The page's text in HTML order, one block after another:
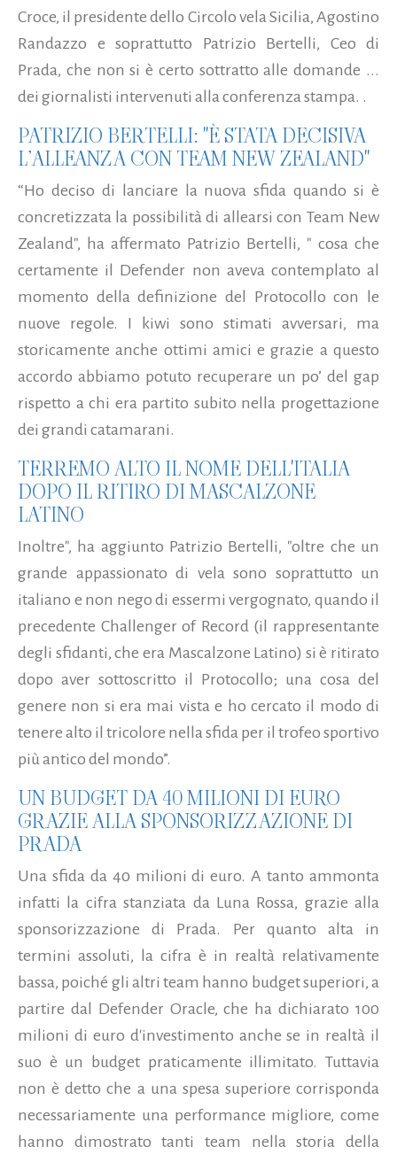
Croce, il presidente dello Circolo vela Sicilia, Agostino
Randazzo e soprattutto Patrizio Bertelli, Ceo di
Prada, che non si è certo sottratto alle domande ...
dei giornalisti intervenuti alla conferenza stampa. .
PATRIZIO BERTELLI: "È STATA DECISIVA
L’ALLEANZA CON TEAM NEW ZEALAND"
“Ho deciso di lanciare la nuova sfida quando si è
concretizzata la possibilità di allearsi con Team New
Zealand", ha affermato Patrizio Bertelli, " cosa che
certamente il Defender non aveva contemplato al
momento della definizione del Protocollo con le
nuove regole. I kiwi sono stimati avversari, ma
storicamente anche ottimi amici e grazie a questo
accordo abbiamo potuto recuperare un po’ del gap
rispetto a chi era partito subito nella progettazione
dei grandi catamarani.
TERREMO ALTO IL NOME DELL'ITALIA
DOPO IL RITIRO DI MASCALZONE
LATINO
Inoltre", ha aggiunto Patrizio Bertelli, "oltre che un
grande appassionato di vela sono soprattutto un
italiano e non nego di essermi vergognato, quando il
precedente Challenger of Record (il rappresentante
degli sfidanti, che era Mascalzone Latino) si è ritirato
dopo aver sottoscritto il Protocollo; una cosa del
genere non si era mai vista e ho cercato il modo di
tenere alto il tricolore nella sfida per il trofeo sportivo
più antico del mondo”.
UN BUDGET DA 40 MILIONI DI EURO
GRAZIE ALLA SPONSORIZZAZIONE DI
PRADA
Una sfida da 40 milioni di euro. A tanto ammonta
infatti la cifra stanziata da Luna Rossa, grazie alla
sponsorizzazione di Prada. Per quanto alta in
termini assoluti, la cifra è in realtà relativamente
bassa, poiché gli altri team hanno budget superiori, a
partire dal Defender Oracle, che ha dichiarato 100
milioni di euro d'investimento anche se in realtà il
suo è un budget praticamente illimitato. Tuttavia
non è detto che a una spesa superiore corrisponda
necessariamente una performance migliore, come
hanno dimostrato tanti team nella storia della